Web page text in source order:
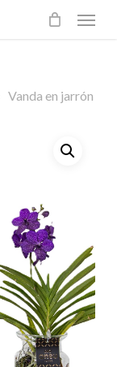
Menu
Vanda en jarrón